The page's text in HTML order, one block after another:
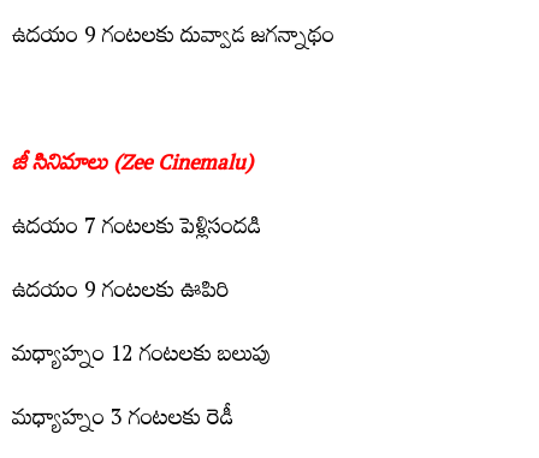
ఉద‌యం 9 గంట‌లకు దువ్వాడ జ‌గ‌న్నాథం
జీ సినిమాలు (Zee Cinemalu)
ఉద‌యం 7 గంట‌ల‌కు పెళ్లిసంద‌డి
ఉద‌యం 9 గంట‌ల‌కు ఊపిరి
మ‌ధ్యాహ్నం 12 గంట‌లకు బ‌లుపు
మ‌ధ్యాహ్నం 3 గంట‌లకు రెడీ